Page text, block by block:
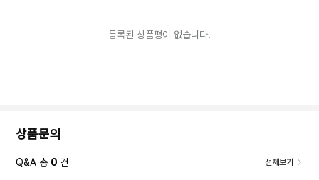
등록된 상품평이 없습니다.
상품문의
Q&A 총 0 건 전체보기